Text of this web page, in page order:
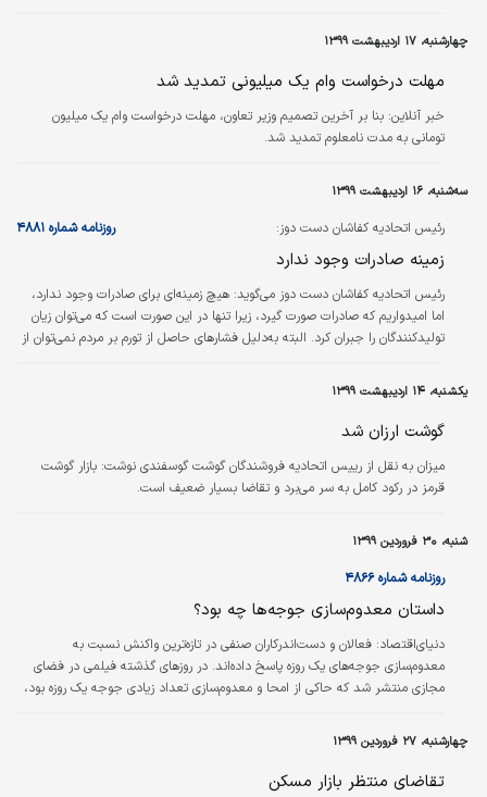
چهارشنبه، ۱۷ اردیبهشت ۱۳۹۹
مهلت درخواست وام یک میلیونی تمدید شد
خبر آنلاین: بنا بر آخرین تصمیم وزیر تعاون، مهلت درخواست وام یک میلیون
تومانی به مدت نامعلوم تمدید شد.
سه‌شنبه، ۱۶ اردیبهشت ۱۳۹۹
رئیس اتحادیه کفاشان دست دوز: روزنامه شماره ۴۸۸۱
زمینه صادرات وجود ندارد
رئیس اتحادیه کفاشان دست دوز می‌گوید: هیچ زمینه‌ای برای صادرات وجود ندارد،
اما امیدواریم که صادرات صورت گیرد، زیرا تنها در این صورت است که می‌توان زیان
تولیدکنندگان را جبران کرد. البته به‌دلیل فشارهای حاصل از تورم بر مردم نمی‌توان از
یکشنبه، ۱۴ اردیبهشت ۱۳۹۹
گوشت ارزان شد
میزان به نقل از رییس اتحادیه فروشندگان گوشت گوسفندی نوشت: بازار گوشت
قرمز در رکود کامل به سر می‌برد و تقاضا بسیار ضعیف است.
شنبه، ۳۰ فروردین ۱۳۹۹
روزنامه شماره ۴۸۶۶
داستان معدوم‌سازی جوجه‌ها چه بود؟
دنیای‌اقتصاد: فعالان و دست‌اندرکاران صنفی در تازه‌ترین واکنش نسبت به
معدوم‌سازی جوجه‌های یک روزه پاسخ‌ داده‌‌اند. در روزهای گذشته فیلمی در فضای
مجازی منتشر شد که حاکی از امحا و معدوم‌سازی تعداد زیادی جوجه یک روزه بود،
سخنگوی کانون انجمن صنفی مرغداران گفت: به‌جای معدوم کردن جوجه‌ها، باید با
پیش‌بینی شرایط بازار، به‌جای حذف جوجه تولید شده، تخم‌مرغ‌های موجود در
جوجه‌کشی‌ها معدوم یا روانه بازار می‌شد.
چهارشنبه، ۲۷ فروردین ۱۳۹۹
تقاضای منتظر بازار مسکن